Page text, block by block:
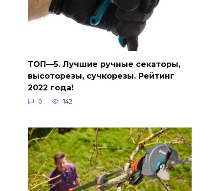
ТОП—5. Лучшие ручные секаторы,
высоторезы, сучкорезы. Рейтинг
2022 года!
0 142